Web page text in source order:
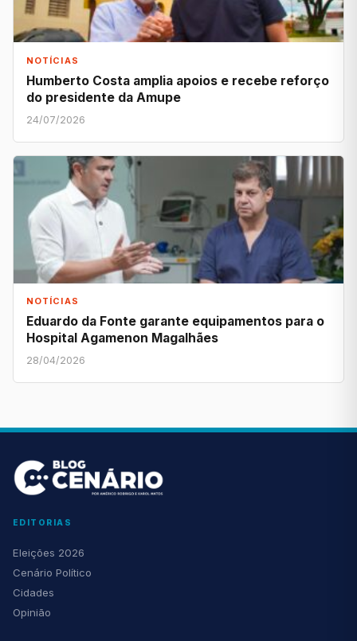
NOTÍCIAS
Humberto Costa amplia apoios e recebe reforço
do presidente da Amupe
24/07/2026
NOTÍCIAS
Eduardo da Fonte garante equipamentos para o
Hospital Agamenon Magalhães
28/04/2026
EDITORIAS
Eleições 2026
Cenário Político
Cidades
Opinião